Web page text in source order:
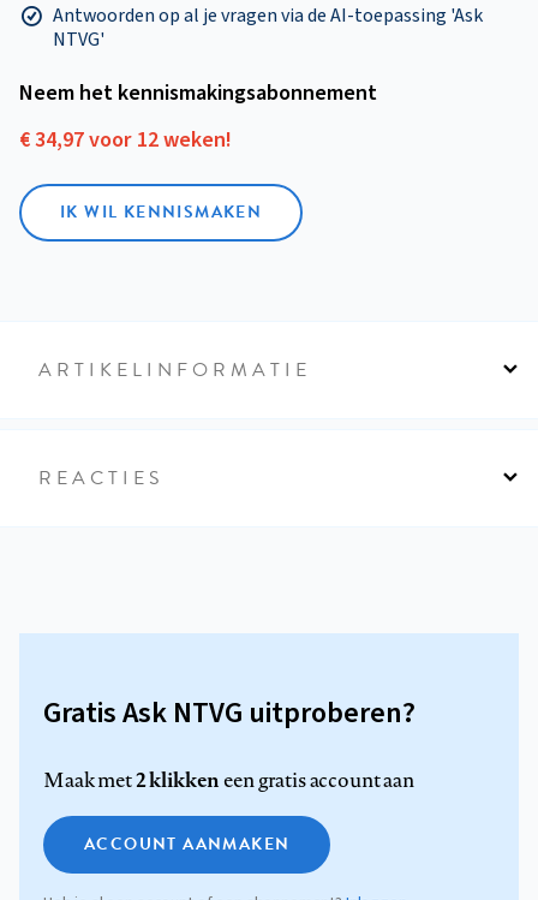
Antwoorden op al je vragen via de AI-toepassing 'Ask
NTVG'
Neem het kennismakings­abonnement
€ 34,97 voor 12 weken!
IK WIL KENNISMAKEN
ARTIKELINFORMATIE
REACTIES
Gratis Ask NTVG uitproberen?
Maak met2 klikkeneen gratis account aan
ACCOUNT AANMAKEN